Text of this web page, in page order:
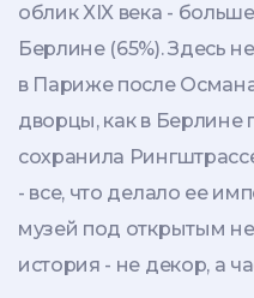
облик XIX века -
Берлине (65%). Здесь
в Париже после
дворцы, как в Берлине
сохранила
- все, что делало ее
музей под открытым
история - не декор, а